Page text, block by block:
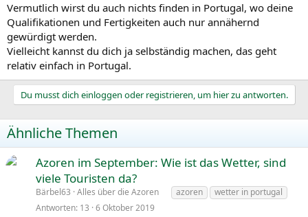
Vermutlich wirst du auch nichts finden in Portugal, wo deine
Qualifikationen und Fertigkeiten auch nur annähernd
gewürdigt werden.
Vielleicht kannst du dich ja selbständig machen, das geht
relativ einfach in Portugal.
Du musst dich einloggen oder registrieren, um hier zu antworten.
Ähnliche Themen
Azoren im September: Wie ist das Wetter, sind
viele Touristen da?
Bärbel63 Alles über die Azoren azoren
wetter in portugal
Antworten 13 6 Oktober 2019